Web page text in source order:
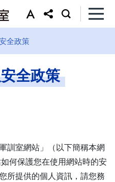
全政策
全政策
訓室網站」（以下簡稱本網
何保護您在使用網站時的安
所提供的個人資訊，請您務